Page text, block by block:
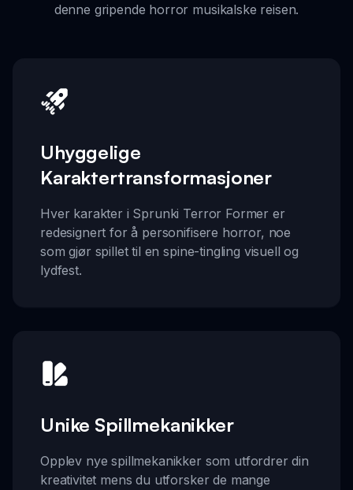
denne gripende horror musikalske reisen.
Uhyggelige
Karaktertransformasjoner
Hver karakter i Sprunki Terror Former er
redesignert for å personifisere horror, noe
som gjør spillet til en spine-tingling visuell og
lydfest.
Unike Spillmekanikker
Opplev nye spillmekanikker som utfordrer din
kreativitet mens du utforsker de mange